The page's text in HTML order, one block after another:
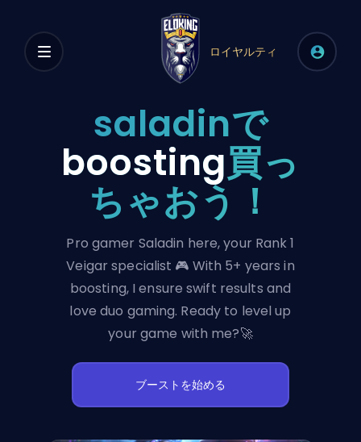
ロイヤルティ
saladinで
boosting買っ
ちゃおう！
Pro gamer Saladin here, your Rank 1
Veigar specialist 🎮 With 5+ years in
boosting, I ensure swift results and
love duo gaming. Ready to level up
your game with me?🚀
ブーストを始める